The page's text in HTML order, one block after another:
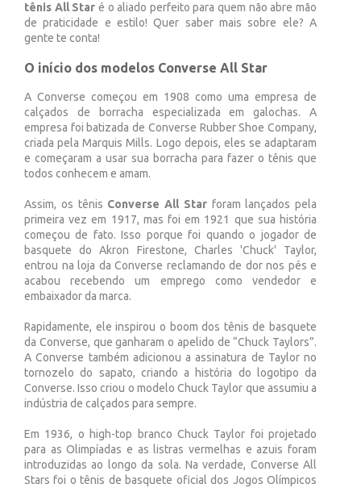
tênis All Star é o aliado perfeito para quem não abre mão
de praticidade e estilo! Quer saber mais sobre ele? A
gente te conta!
O início dos modelos Converse All Star
A Converse começou em 1908 como uma empresa de
calçados de borracha especializada em galochas. A
empresa foi batizada de Converse Rubber Shoe Company,
criada pela Marquis Mills. Logo depois, eles se adaptaram
e começaram a usar sua borracha para fazer o tênis que
todos conhecem e amam.
Assim, os tênis Converse All Starforam lançados pela
primeira vez em 1917, mas foi em 1921 que sua história
começou de fato. Isso porque foi quando o jogador de
basquete do Akron Firestone, Charles 'Chuck' Taylor,
entrou na loja da Converse reclamando de dor nos pés e
acabou recebendo um emprego como vendedor e
embaixador da marca.
Rapidamente, ele inspirou o boom dos tênis de basquete
da Converse, que ganharam o apelido de “Chuck Taylors”.
A Converse também adicionou a assinatura de Taylor no
tornozelo do sapato, criando a história do logotipo da
Converse. Isso criou o modelo Chuck Taylor que assumiu a
indústria de calçados para sempre.
Em 1936, o high-top branco Chuck Taylor foi projetado
para as Olimpíadas e as listras vermelhas e azuis foram
introduzidas ao longo da sola. Na verdade, Converse All
Stars foi o tênis de basquete oficial dos Jogos Olímpicos